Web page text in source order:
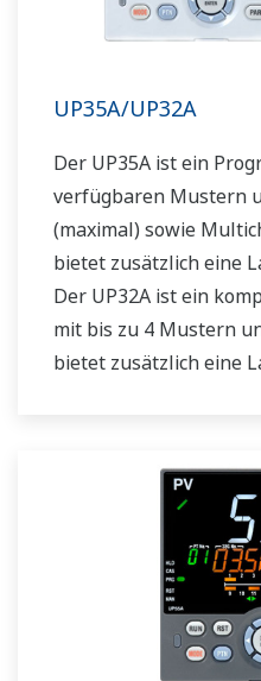
UP35A/UP32A
Der UP35A ist ein
verfügbaren Mustern
(maximal) sowie
bietet zusätzlich eine
Der UP32A ist ein
mit bis zu 4 Mustern
bietet zusätzlich eine